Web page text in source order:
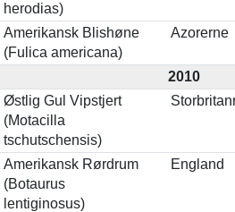
herodias)
Amerikansk Blishøne
(Fulica americana)
Azorerne
2010
Østlig Gul Vipstjert
(Motacilla
tschutschensis)
Amerikansk Rørdrum
(Botaurus
lentiginosus)
England